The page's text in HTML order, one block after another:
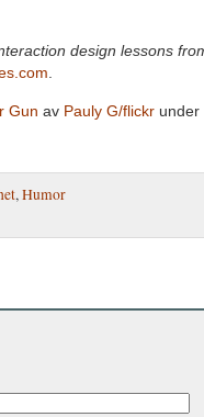
design lessons
Gun av Pauly G/flickr under
, Humor